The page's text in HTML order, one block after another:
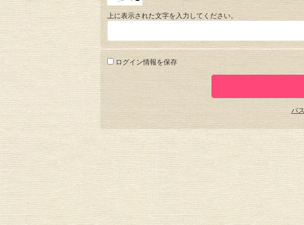
上に表示された文字を入力してください。
ログイン情報を保存
パ